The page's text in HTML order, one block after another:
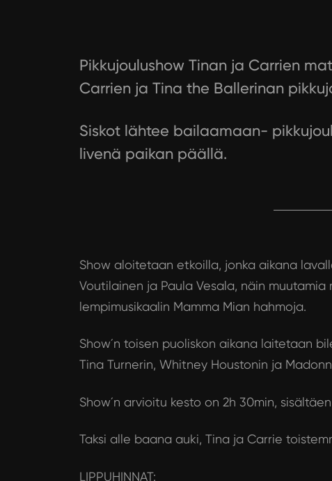
Pikkujoulushow Tinan ja Carrien
Carrien ja Tina the Ballerinan
Siskot lähtee bailaamaan-
livenä paikan päällä.
Show aloitetaan etkoilla, jonka aikana
Voutilainen ja Paula Vesala, näin
lempimusikaalin Mamma Mian hahmoja.
Show´n toisen puoliskon aikana laitetaan
Tina Turnerin, Whitney Houstonin ja
Show´n arvioitu kesto on 2h 30min,
Taksi alle baana auki, Tina ja Carrie
LIPPUHINNAT: